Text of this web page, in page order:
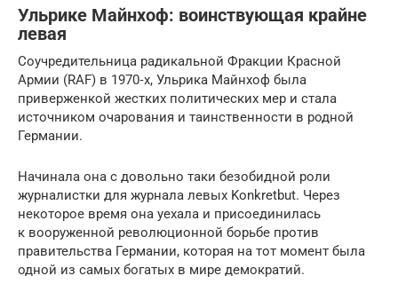
Ульрике Майнхоф: воинствующая крайне
левая
Соучредительница радикальной Фракции Красной
Армии (RAF) в 1970‑х, Ульрика Майнхоф была
приверженкой жестких политических мер и стала
источником очарования и таинственности в родной
Германии.
Начинала она с довольно таки безобидной роли
журналистки для журнала левых Konkretbut. Через
некоторое время она уехала и присоединилась
к вооруженной революционной борьбе против
правительства Германии, которая на тот момент была
одной из самых богатых в мире демократий.